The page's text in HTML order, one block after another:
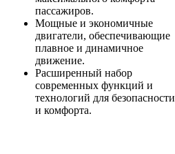
пассажиров.
Мощные и экономичные
двигатели, обеспечивающие
плавное и динамичное
движение.
Расширенный набор
современных функций и
технологий для безопасности
и комфорта.